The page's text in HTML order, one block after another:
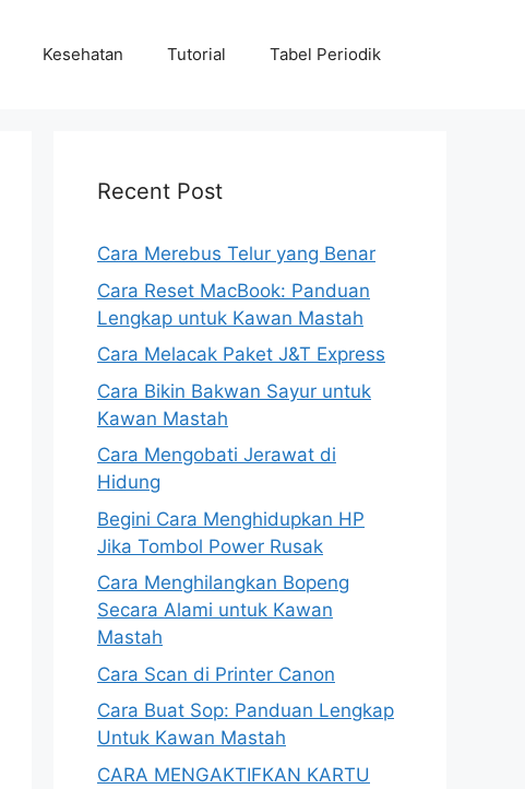
Kesehatan Tutorial Tabel Periodik
Recent Post
Cara Merebus Telur yang Benar
Cara Reset MacBook: Panduan
Lengkap untuk Kawan Mastah
Cara Melacak Paket J&T Express
Cara Bikin Bakwan Sayur untuk
Kawan Mastah
Cara Mengobati Jerawat di
Hidung
Begini Cara Menghidupkan HP
Jika Tombol Power Rusak
Cara Menghilangkan Bopeng
Secara Alami untuk Kawan
Mastah
Cara Scan di Printer Canon
Cara Buat Sop: Panduan Lengkap
Untuk Kawan Mastah
CARA MENGAKTIFKAN KARTU